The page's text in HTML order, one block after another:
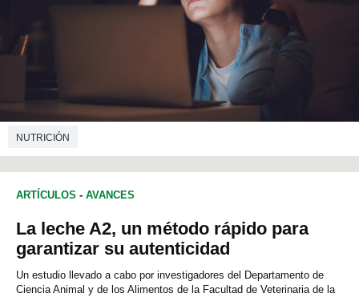
NUTRICIÓN
ARTÍCULOS - AVANCES
La leche A2, un método rápido para
garantizar su autenticidad
Un estudio llevado a cabo por investigadores del Departamento de
Ciencia Animal y de los Alimentos de la Facultad de Veterinaria de la